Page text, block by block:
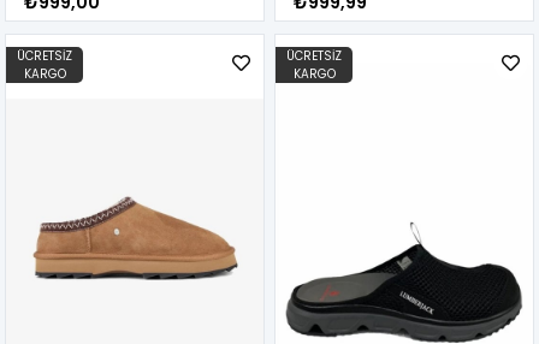
ÜCRETSIZ
KARGO
ÜCRETSIZ
KARGO